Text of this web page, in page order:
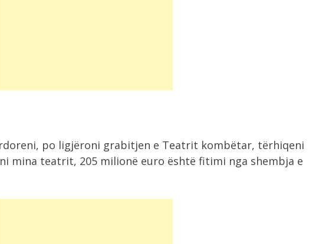
po ligjëroni grabitjen e Teatrit kombëtar, tërhiqeni
mina teatrit, 205 milionë euro është fitimi nga shembja e